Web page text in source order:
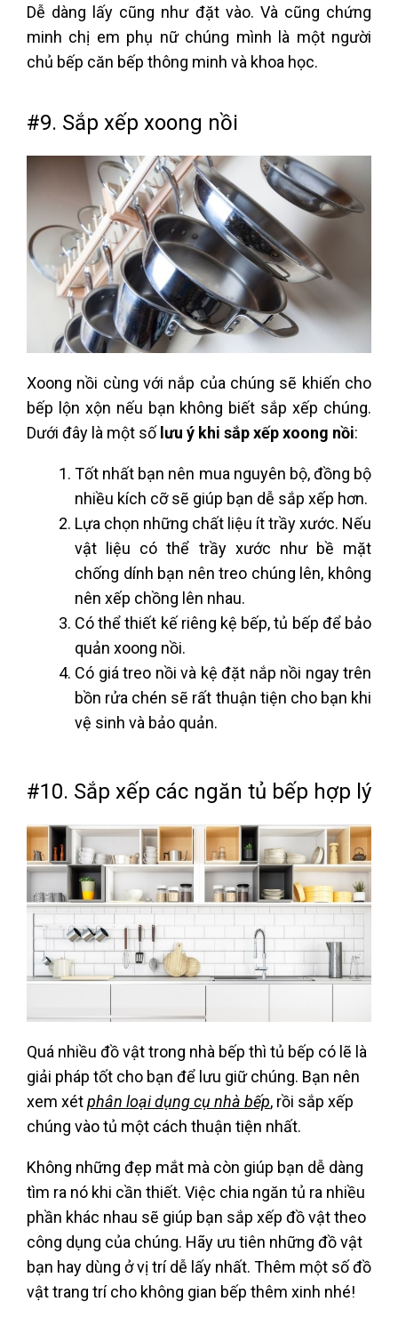
Dễ dàng lấy cũng như đặt vào. Và cũng chứng
minh chị em phụ nữ chúng mình là một người
chủ bếp căn bếp thông minh và khoa học.
#9. Sắp xếp xoong nồi
Xoong nồi cùng với nắp của chúng sẽ khiến cho
bếp lộn xộn nếu bạn không biết sắp xếp chúng.
Dưới đây là một số lưu ý khi sắp xếp xoong nồi:
Tốt nhất bạn nên mua nguyên bộ, đồng bộ
nhiều kích cỡ sẽ giúp bạn dễ sắp xếp hơn.
Lựa chọn những chất liệu ít trầy xước. Nếu
vật liệu có thể trầy xước như bề mặt
chống dính bạn nên treo chúng lên, không
nên xếp chồng lên nhau.
Có thể thiết kế riêng kệ bếp, tủ bếp để bảo
quản xoong nồi.
Có giá treo nồi và kệ đặt nắp nồi ngay trên
bồn rửa chén sẽ rất thuận tiện cho bạn khi
vệ sinh và bảo quản.
#10. Sắp xếp các ngăn tủ bếp hợp lý
Quá nhiều đồ vật trong nhà bếp thì tủ bếp có lẽ là
giải pháp tốt cho bạn để lưu giữ chúng. Bạn nên
xem xétphân loại dụng cụ nhà bếp, rồi sắp xếp
chúng vào tủ một cách thuận tiện nhất.
Không những đẹp mắt mà còn giúp bạn dễ dàng
tìm ra nó khi cần thiết. Việc chia ngăn tủ ra nhiều
phần khác nhau sẽ giúp bạn sắp xếp đồ vật theo
công dụng của chúng. Hãy ưu tiên những đồ vật
bạn hay dùng ở vị trí dễ lấy nhất. Thêm một số đồ
vật trang trí cho không gian bếp thêm xinh nhé!